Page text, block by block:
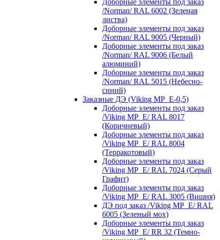
/Norman/ RAL 6002 (Зеленая
листва)
Доборные элементы под заказ
/Norman/ RAL 9005 (Черный)
Доборные элементы под заказ
/Norman/ RAL 9006 (Белый
алюминий)
Доборные элементы под заказ
/Norman/ RAL 5015 (Небесно-
синий)
Заказные ДЭ (Viking MP_E-0,5)
Доборные элементы под заказ
/Viking MP_E/ RAL 8017
(Коричневый)
Доборные элементы под заказ
/Viking MP_E/ RAL 8004
(Терракотовый)
Доборные элементы под заказ
/Viking MP_E/ RAL 7024 (Серый
Графит)
Доборные элементы под заказ
/Viking MP_E/ RAL 3005 (Вишня)
ДЭ под заказ /Viking MP_E/ RAL
6005 (Зеленый мох)
Доборные элементы под заказ
/Viking MP_E/ RR 32 (Темно-